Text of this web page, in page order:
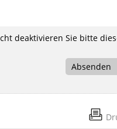
deaktivieren Sie bitte
Absenden